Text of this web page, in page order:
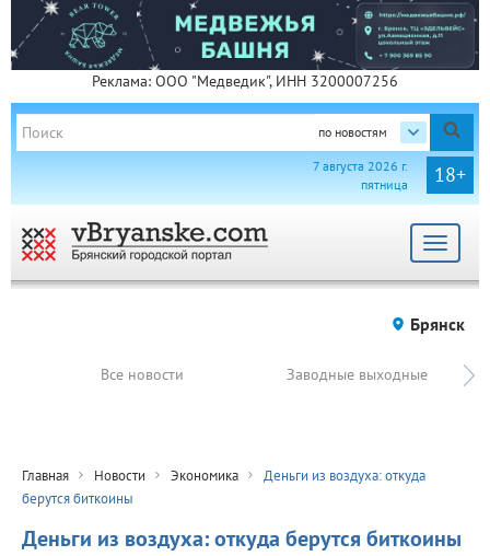
Реклама: ООО "Медведик", ИНН 3200007256
по новостям
18+
7 августа 2026 г.
пятница
Toggle
Брянск
Все новости Заводные выходные
Главная Новости Экономика
Деньги из воздуха: откуда
берутся биткоины
Деньги из воздуха: откуда берутся биткоины